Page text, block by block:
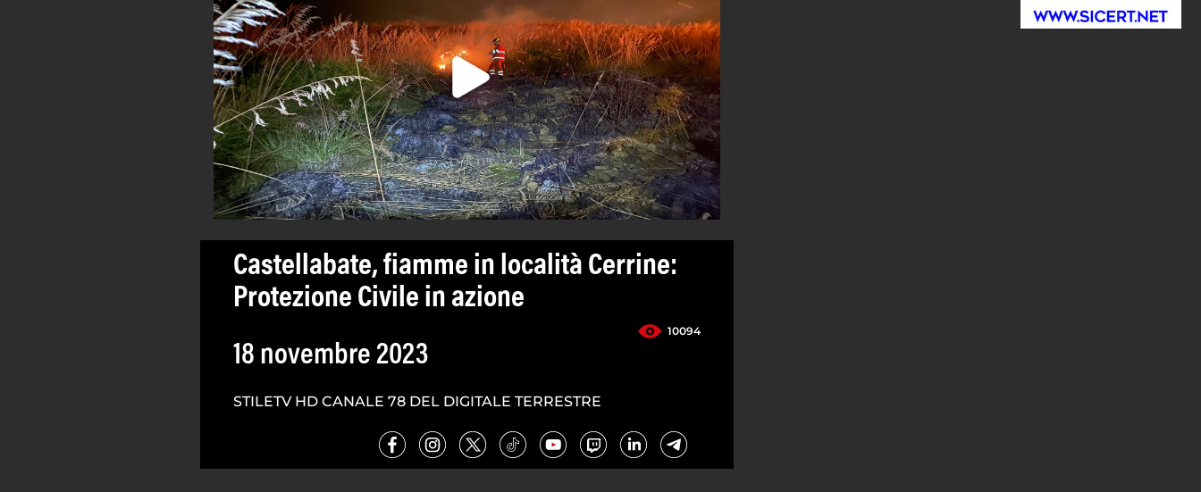
Castellabate, fiamme in località Cerrine:
Protezione Civile in azione
10094
18 novembre 2023
STILETV HD CANALE 78 DEL DIGITALE TERRESTRE